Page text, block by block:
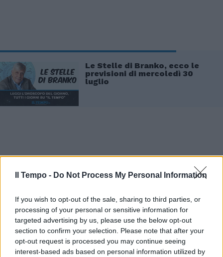
Il Tempo - Do Not Process My Personal Information
If you wish to opt-out of the sale, sharing to third parties, or
processing of your personal or sensitive information for
targeted advertising by us, please use the below opt-out
section to confirm your selection. Please note that after your
opt-out request is processed you may continue seeing
interest-based ads based on personal information utilized by
Le Stelle di Branko, ecco le
previsioni di mercoledì 30
luglio
massime previste per la giornata di oggi: “C’è
fenomeni pomeridiani ha dei valori
relativamente bassi, per la stagione sono un
po' sotto media. Siamo comunque a 28 gradi,
non sono 18, meglio 28 che 38 volendo
giocare sui numeri. La tendenza è quella che